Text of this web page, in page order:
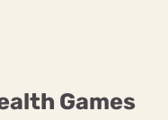
Games